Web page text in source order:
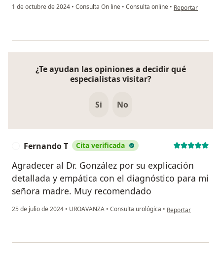
1 de octubre de 2024 • Consulta On line • Consulta online • en opinión del
Reportar
¿Te ayudan las opiniones a decidir qué
especialistas visitar?
Si No
Fernando T Cita verificada
Agradecer al Dr. González por su explicación
detallada y empática con el diagnóstico para mi
señora madre. Muy recomendado
25 de julio de 2024 • UROAVANZA • Consulta urológica • en opinión del
Reportar